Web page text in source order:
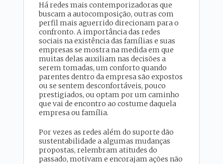
Há redes mais contemporizadoras que
buscam a autocomposição, outras com
perfil mais aguerrido direcionam para o
confronto. A importância das redes
sociais na existência das famílias e suas
empresas se mostra na medida em que
muitas delas auxiliam nas decisões a
serem tomadas, um conforto quando
parentes dentro da empresa são expostos
ou se sentem desconfortáveis, pouco
prestigiados, ou optam por um caminho
que vai de encontro ao costume daquela
empresa ou família.
Por vezes as redes além do suporte dão
sustentabilidade a algumas mudanças
propostas, relembram atitudes do
passado, motivam e encorajam ações não